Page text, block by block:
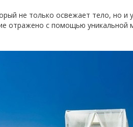
не только освежает тело, но
отражено с помощью